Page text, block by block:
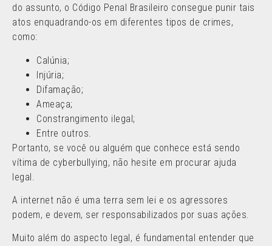
do assunto, o Código Penal Brasileiro consegue punir tais
atos enquadrando-os em diferentes tipos de crimes,
como:
Calúnia;
Injúria;
Difamação;
Ameaça;
Constrangimento ilegal;
Entre outros.
Portanto, se você ou alguém que conhece está sendo
vítima de cyberbullying, não hesite em procurar ajuda
legal.
A internet não é uma terra sem lei e os agressores
podem, e devem, ser responsabilizados por suas ações.
Muito além do aspecto legal, é fundamental entender que